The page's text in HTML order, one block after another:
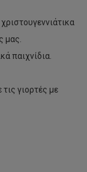
μας.
παιχνίδια.
γιορτές με